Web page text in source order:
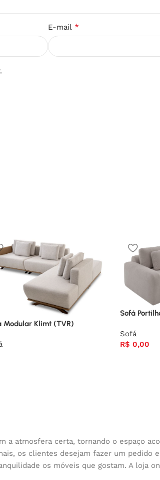
E-mail *
Modular Klimt (TVR)
Sofá
Sofá
R$ 0,00
atmosfera certa, tornando o espaço
os clientes desejam fazer um
os móveis que gostam. A loja